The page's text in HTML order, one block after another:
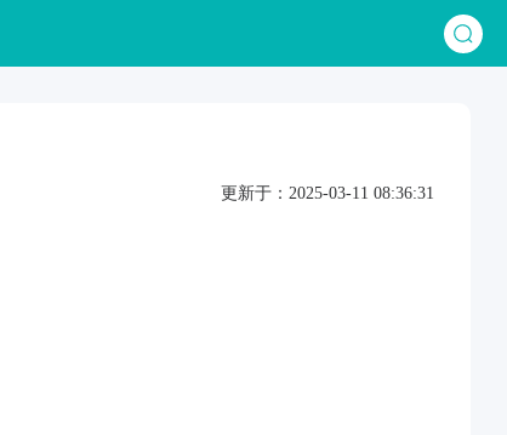
更新于：2025-03-11 08:36:31